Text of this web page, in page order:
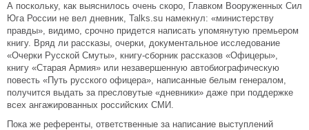
А поскольку, как выяснилось очень скоро, Главком Вооруженных Сил
Юга России не вел дневник, Talks.su намекнул: «министерству
правды», видимо, срочно придется написать упомянутую премьером
книгу. Вряд ли рассказы, очерки, документальное исследование
«Очерки Русской Смуты», книгу-сборник рассказов «Офицеры»,
книгу «Старая Армия» или незавершенную автобиографическую
повесть «Путь русского офицера», написанные белым генералом,
получится выдать за пресловутые «дневники» даже при поддержке
всех ангажированных российских СМИ.
Пока же референты, ответственные за написание выступлений